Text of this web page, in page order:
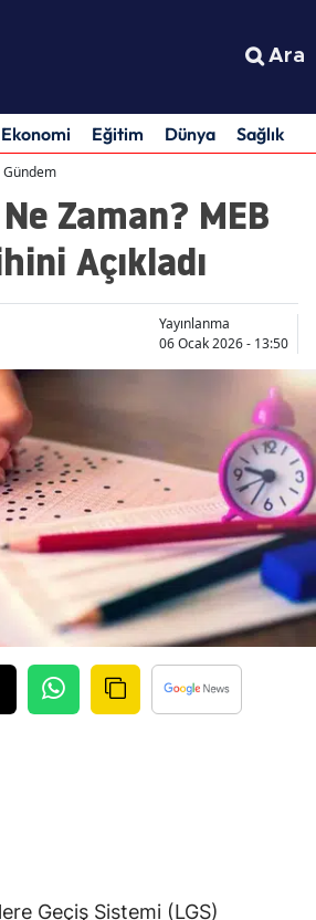
Ara
Ekonomi Eğitim Dünya Sağlık
Gündem
Zaman? MEB
Açıkladı
Yayınlanma
06 Ocak 2026 - 13:50
Geçiş Sistemi (LGS)